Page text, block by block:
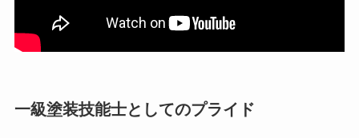
一級塗装技能士としてのプライド